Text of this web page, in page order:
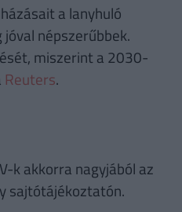
a lanyhuló
népszerűbbek.
miszerint a 2030-
Reuters.
k akkorra nagyjából az
sajtótájékoztatón.